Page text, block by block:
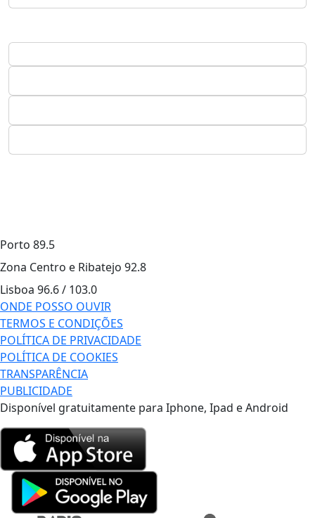
Porto 89.5
Zona Centro e Ribatejo 92.8
Lisboa 96.6 / 103.0
ONDE POSSO OUVIR
TERMOS E CONDIÇÕES
POLÍTICA DE PRIVACIDADE
POLÍTICA DE COOKIES
TRANSPARÊNCIA
PUBLICIDADE
Disponível gratuitamente para Iphone, Ipad e Android